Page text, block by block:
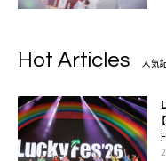
Hot Articles 人気